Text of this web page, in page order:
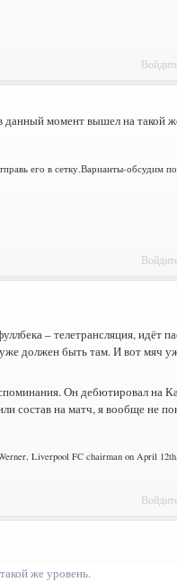
момент вышел на такой
его в сетку.Варианты-обсудим
– телетрансляция, идёт
должен быть там. И вот мяч
Он дебютировал на
состав на матч, я вообще не
Liverpool FC chairman on April
же уровень.